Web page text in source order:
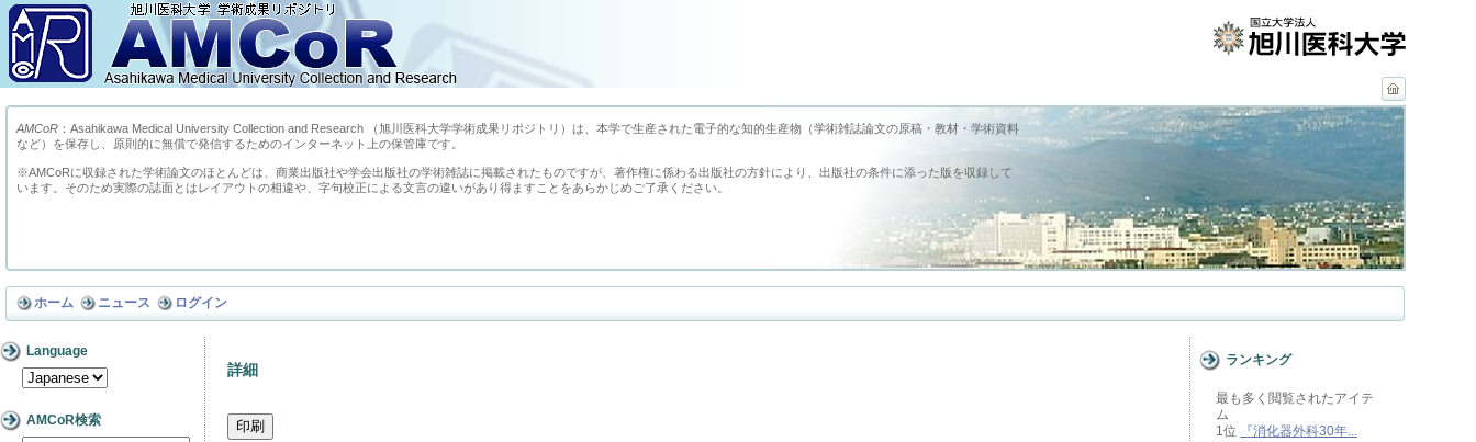
AMCoR ：Asahikawa Medical University Collection and Research （旭川医科大学学術成果リポジトリ）は、本学で生産された電子的な知的生産物（学術雑誌論文の原稿・教材・学術資料
など）を保存し、原則的に無償で発信するためのインターネット上の保管庫です。
※AMCoRに収録された学術論文のほとんどは、商業出版社や学会出版社の学術雑誌に掲載されたものですが、著作権に係わる出版社の方針により、出版社の条件に添った版を収録して
います。そのため実際の誌面とはレイアウトの相違や、字句校正による文言の違いがあり得ますことをあらかじめご了承ください。
ホーム ニュース ログイン
Language
AMCoR検索
詳細
ランキング
最も多く閲覧されたアイテ
ム
1位
『消化器外科30年...